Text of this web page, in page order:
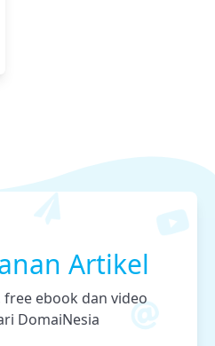
Artikel
ebook dan video
DomaiNesia